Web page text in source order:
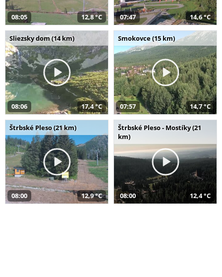
08:05 12,8 °C 07:47 14,6 °C
Sliezsky dom (14 km)
08:06 17,4 °C
Smokovce (15 km)
07:57 14,7 °C
Štrbské Pleso (21 km)
08:00 12,9 °C
Štrbské Pleso - Mostíky (21
km)
08:00 12,4 °C